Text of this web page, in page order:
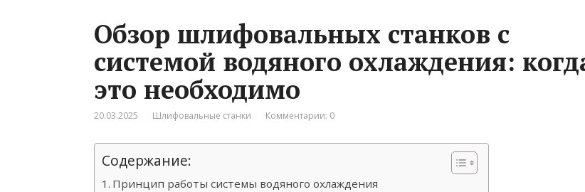
Обзор шлифовальных станков с
системой водяного охлаждения:
это необходимо
20.03.2025 Шлифовальные станки Комментарии: 0
Содержание:
Принцип работы системы водяного охлаждения